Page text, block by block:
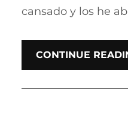
cansado y los he
CONTINUE